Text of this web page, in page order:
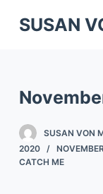
S
c
o
SUSAN
SUSAN VON
2020
CATCH ME